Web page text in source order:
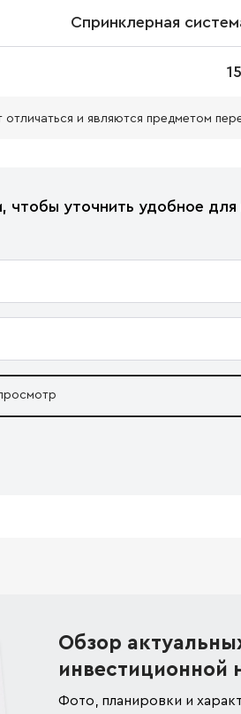
Спринклерная
и являются предметом
уточнить удобное для
Обзор
инвестиционной
Фото, планировки и